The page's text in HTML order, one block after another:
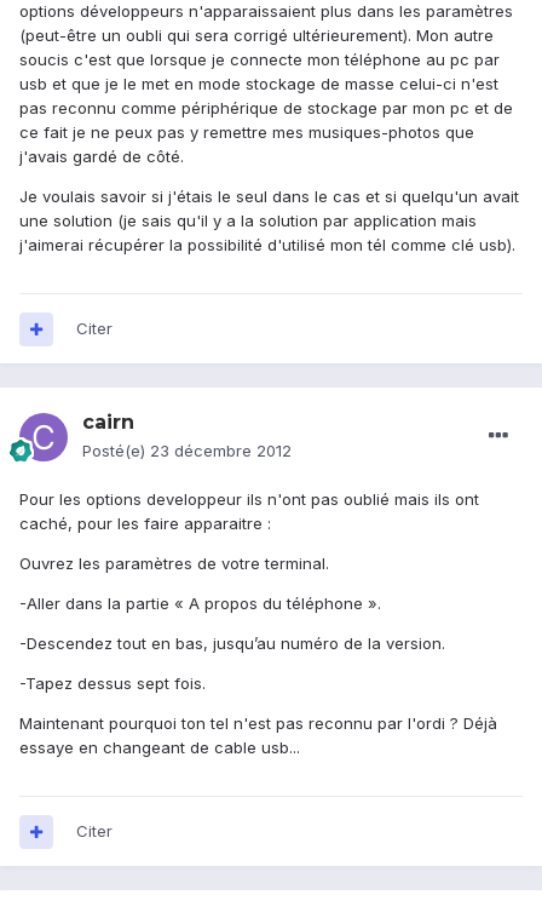
options développeurs n'apparaissaient plus dans les paramètres
(peut-être un oubli qui sera corrigé ultérieurement). Mon autre
soucis c'est que lorsque je connecte mon téléphone au pc par
usb et que je le met en mode stockage de masse celui-ci n'est
pas reconnu comme périphérique de stockage par mon pc et de
ce fait je ne peux pas y remettre mes musiques-photos que
j'avais gardé de côté.
Je voulais savoir si j'étais le seul dans le cas et si quelqu'un avait
une solution (je sais qu'il y a la solution par application mais
j'aimerai récupérer la possibilité d'utilisé mon tél comme clé usb).
Citer
cairn
Posté(e) 23 décembre 2012
Pour les options developpeur ils n'ont pas oublié mais ils ont
caché, pour les faire apparaitre :
Ouvrez les paramètres de votre terminal.
-Aller dans la partie « A propos du téléphone ».
-Descendez tout en bas, jusqu’au numéro de la version.
-Tapez dessus sept fois.
Maintenant pourquoi ton tel n'est pas reconnu par l'ordi ? Déjà
essaye en changeant de cable usb...
Citer